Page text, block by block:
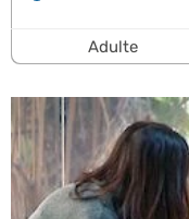
Adulte